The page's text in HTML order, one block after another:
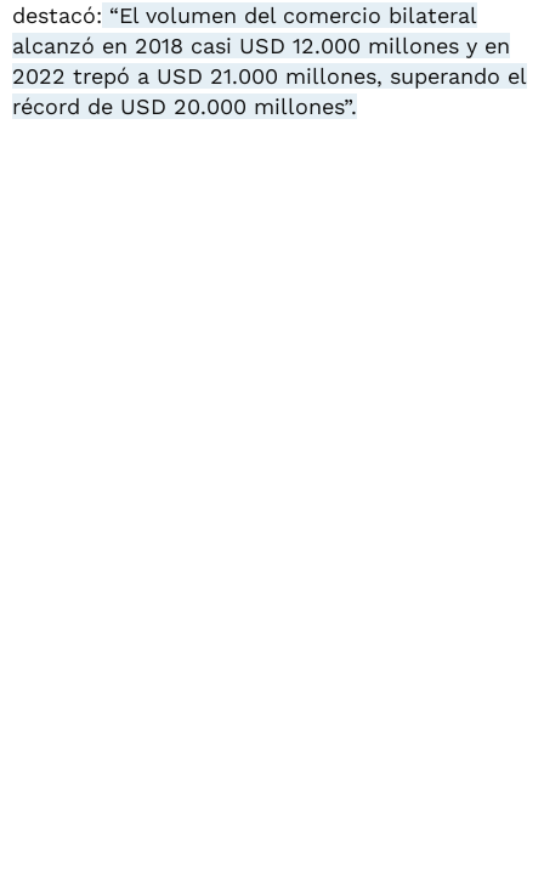
destacó: “El volumen del comercio bilateral
alcanzó en 2018 casi USD 12.000 millones y en
2022 trepó a USD 21.000 millones, superando el
récord de USD 20.000 millones”.